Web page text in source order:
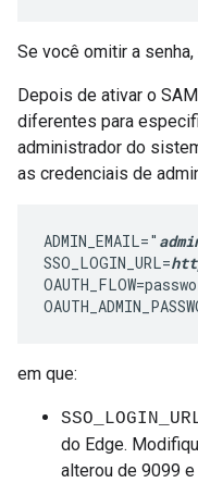
Se você omitir a
Depois de ativar o
diferentes para
administrador do
as credenciais de
ADMIN_EMAIL="
SSO_LOGIN_URL=
em que:
do Edge.
alterou de 9099 e